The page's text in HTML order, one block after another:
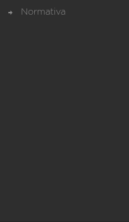
Normativa